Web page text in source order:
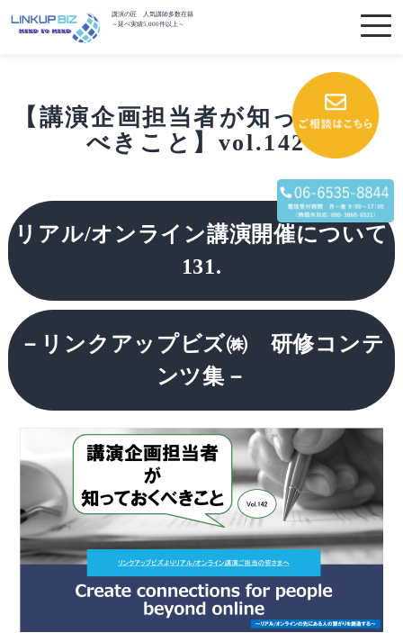
講演の匠 人気講師多数在籍
～延べ実績5,000件以上～
【講演企画担当者が知っておく
べきこと】vol.142
リアル/オンライン講演開催について
131.
－リンクアップビズ㈱ 研修コンテ
ンツ集－